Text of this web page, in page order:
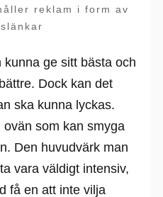
reklam i form av
ge sitt bästa och
Dock kan det
ska kunna lyckas.
som kan smyga
Den huvudvärk man
vara väldigt intensiv,
få en att inte vilja